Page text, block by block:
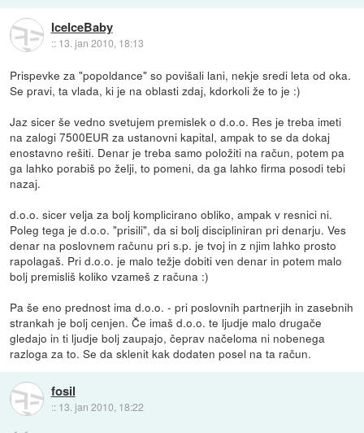
IceIceBaby
:: 13. jan 2010, 18:13
Prispevke za "popoldance" so povišali lani, nekje sredi leta od oka.
Se pravi, ta vlada, ki je na oblasti zdaj, kdorkoli že to je :)
Jaz sicer še vedno svetujem premislek o d.o.o. Res je treba imeti
na zalogi 7500EUR za ustanovni kapital, ampak to se da dokaj
enostavno rešiti. Denar je treba samo položiti na račun, potem pa
ga lahko porabiš po želji, to pomeni, da ga lahko firma posodi tebi
nazaj.
d.o.o. sicer velja za bolj komplicirano obliko, ampak v resnici ni.
Poleg tega je d.o.o. "prisili", da si bolj discipliniran pri denarju. Ves
denar na poslovnem računu pri s.p. je tvoj in z njim lahko prosto
rapolagaš. Pri d.o.o. je malo težje dobiti ven denar in potem malo
bolj premisliš koliko vzameš z računa :)
Pa še eno prednost ima d.o.o. - pri poslovnih partnerjih in zasebnih
strankah je bolj cenjen. Če imaš d.o.o. te ljudje malo drugače
gledajo in ti ljudje bolj zaupajo, čeprav načeloma ni nobenega
razloga za to. Se da sklenit kak dodaten posel na ta račun.
fosil
:: 13. jan 2010, 18:22